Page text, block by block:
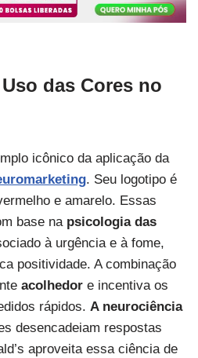
das Cores no
icônico da aplicação da
. Seu logotipo é
e amarelo. Essas
base na psicologia das
à urgência e à fome,
positividade. A combinação
acolhedor e incentiva os
rápidos. A neurociência
desencadeiam respostas
aproveita essa ciência de